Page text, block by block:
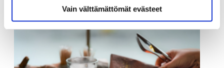
Vain välttämättömät evästeet